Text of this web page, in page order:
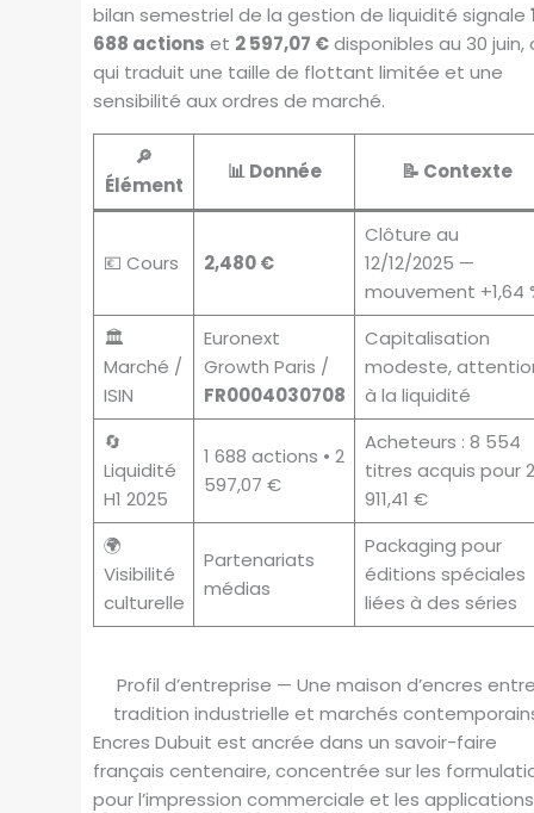
bilan semestriel de la gestion de liquidité signale
688 actions et 2 597,07 €disponibles au 30 juin,
qui traduit une taille de flottant limitée et une
sensibilité aux ordres de marché.
🔎
Élément
📊 Donnée 📝 Contexte
💶 Cours 2,480 €
Clôture au
12/12/2025 —
mouvement +1,64
🏛
Marché /
ISIN
Euronext
Growth Paris /
FR0004030708
Capitalisation
modeste,
à la liquidité
🔄
Liquidité
H1 2025
1 688 actions • 2
597,07 €
Acheteurs : 8 554
titres acquis pour
911,41 €
🌍
Visibilité
culturelle
Partenariats
médias
Packaging pour
éditions spéciales
liées à des séries
Profil d’entreprise — Une maison d’encres
tradition industrielle et marchés
Encres Dubuit est ancrée dans un savoir-faire
français centenaire, concentrée sur les
pour l’impression commerciale et les applications